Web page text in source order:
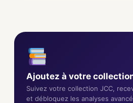
Ajoutez à votre
Suivez votre collection JCC,
et débloquez les analyses